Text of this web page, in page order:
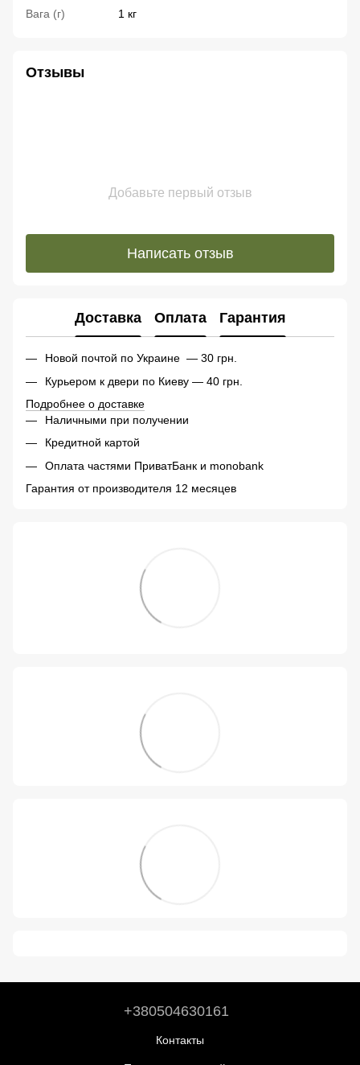
Вага (г)
1 кг
Отзывы
Добавьте первый отзыв
Написать отзыв
Доставка Оплата Гарантия
Новой почтой по Украине — 30 грн.
Курьером к двери по Киеву — 40 грн.
Подробнее о доставке
Наличными при получении
Кредитной картой
Оплата частями ПриватБанк и monobank
Гарантия от производителя 12 месяцев
+380504630161
Контакты